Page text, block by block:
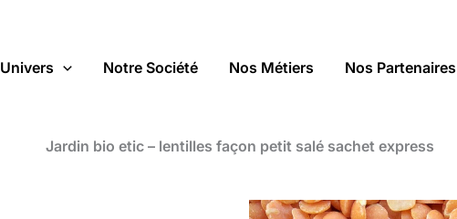
Univers Notre Société Nos Métiers Nos Partenaires
Jardin bio etic – lentilles façon petit salé sachet express